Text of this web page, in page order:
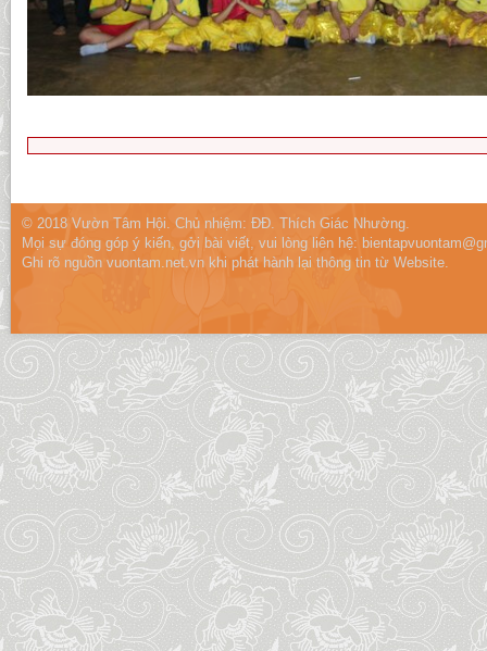
© 2018 Vườn Tâm Hội. Chủ nhiệm: ĐĐ. Thích Giác Nhường.
Mọi sự đóng góp ý kiến, gởi bài viết, vui lòng liên hệ:
Ghi rõ nguồn vuontam.net.vn khi phát hành lại thông tin từ Website.